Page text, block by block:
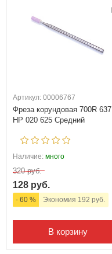
Артикул: 00006767
Фреза корундовая 700R 637
HP 020 625 Средний
Наличие: много
320 руб.
128 руб.
- 60 % Экономия 192 руб.
В корзину